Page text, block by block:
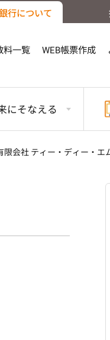
行について
料一覧 WEB帳票作成
にそなえる
限会社 ティー・ディー・エ